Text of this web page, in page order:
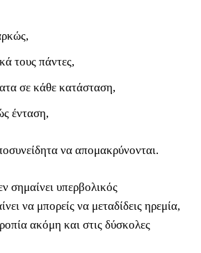
τους πάντες,
σε κάθε κατάσταση,
ένταση,
να απομακρύνονται.
σημαίνει υπερβολικός
να μπορείς να μεταδίδεις ηρεμία,
ακόμη και στις δύσκολες